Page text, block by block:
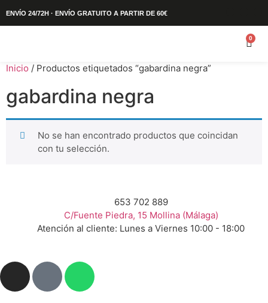
ENVÍO 24/72H · ENVÍO GRATUITO A PARTIR DE 60€
0
Inicio / Productos etiquetados “gabardina negra”
gabardina negra
No se han encontrado productos que coincidan
con tu selección.
653 702 889
C/Fuente Piedra, 15 Mollina (Málaga)
Atención al cliente: Lunes a Viernes 10:00 - 18:00